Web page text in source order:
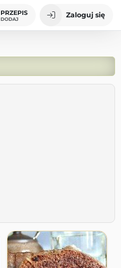
PRZEPIS
DODAJ Zaloguj się